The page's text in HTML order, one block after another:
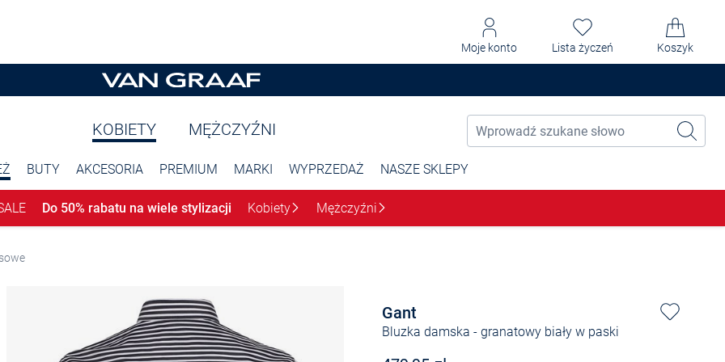
Moje konto Lista życzeń Koszyk
KOBIETY MĘŻCZYŹNI
BUTY AKCESORIA PREMIUM MARKI WYPRZEDAŻ NASZE SKLEPY
Do 50% rabatu na wiele stylizacji Kobiety Mężczyźni
Gant
Bluzka damska - granatowy biały w paski